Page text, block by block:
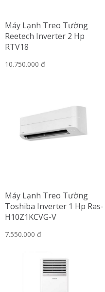
Máy Lạnh Treo Tường
Reetech Inverter 2 Hp
RTV18
10.750.000 đ
Máy Lạnh Treo Tường
Toshiba Inverter 1 Hp Ras-
H10Z1KCVG-V
7.550.000 đ